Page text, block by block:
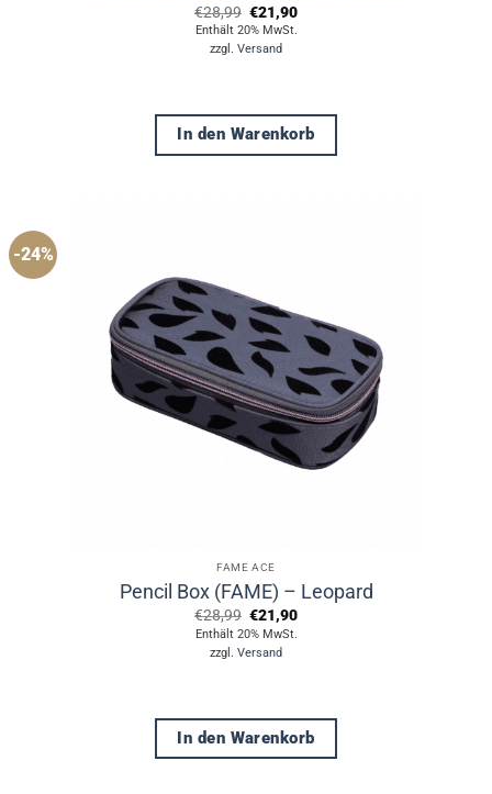
€28,99 Ursprünglicher
Preis
war:
€28,99
€21,90Aktueller
Enthält 20% MwSt.
zzgl. Versand
In den Warenkorb
-24%
FAME ACE
Pencil Box (FAME) – Leopard
€28,99 Ursprünglicher
Preis
war:
€28,99
€21,90Aktueller
Enthält 20% MwSt.
zzgl. Versand
In den Warenkorb